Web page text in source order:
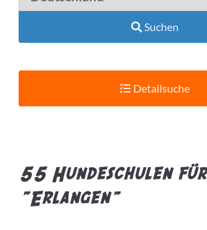
Suchen
Detailsuche
Bietet Leistung
55 Hundeschulen für
"Erlangen"